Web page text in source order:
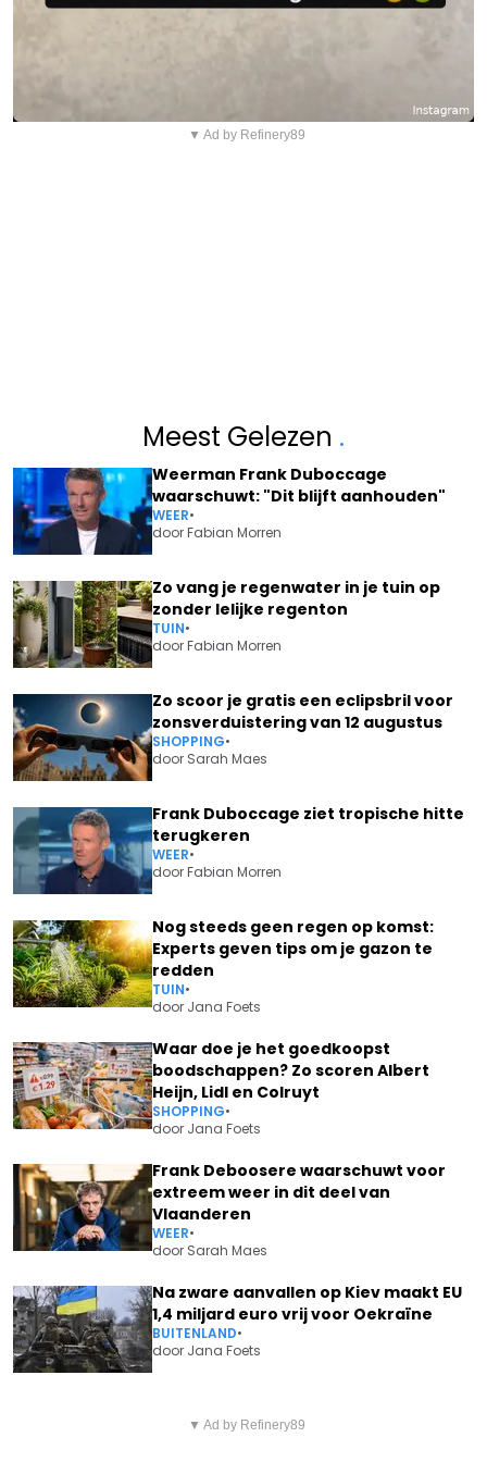
▼ Ad by Refinery89
Meest Gelezen .
Weerman Frank Duboccage
waarschuwt: "Dit blijft aanhouden"
WEER•
doorFabian Morren
Zo vang je regenwater in je tuin op
zonder lelijke regenton
TUIN•
doorFabian Morren
Zo scoor je gratis een eclipsbril voor
zonsverduistering van 12 augustus
SHOPPING•
door Sarah Maes
Frank Duboccage ziet tropische hitte
terugkeren
WEER•
doorFabian Morren
Nog steeds geen regen op komst:
Experts geven tips om je gazon te
redden
TUIN•
door Jana Foets
Waar doe je het goedkoopst
boodschappen? Zo scoren Albert
Heijn, Lidl en Colruyt
SHOPPING•
door Jana Foets
Frank Deboosere waarschuwt voor
extreem weer in dit deel van
Vlaanderen
WEER•
door Sarah Maes
Na zware aanvallen op Kiev maakt EU
1,4 miljard euro vrij voor Oekraïne
BUITENLAND•
door Jana Foets
RSC ANDERLECHT PLOTS
▼ Ad by Refinery89